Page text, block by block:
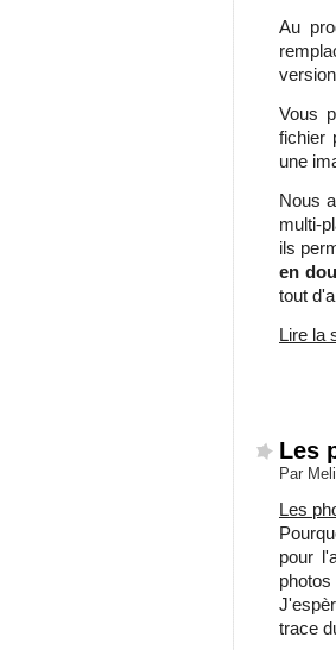
Au
Vous
fichier
une
Nous
multi-
ils
en
tout
Lire la
Les
Par
Les
pour
trace